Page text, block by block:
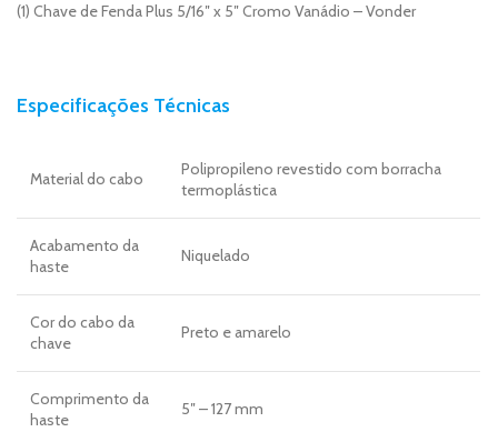
(1) Chave de Fenda Plus 5/16″ x 5″ Cromo Vanádio – Vonder
Especificações Técnicas
Material do cabo
Polipropileno revestido com borracha
termoplástica
Acabamento da
haste
Niquelado
Cor do cabo da
chave
Preto e amarelo
Comprimento da
haste
5″ – 127 mm